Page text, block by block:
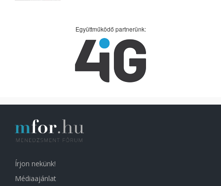
Együttműködő partnerünk:
Írjon nekünk!
Médiaajánlat